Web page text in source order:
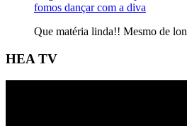
fomos dançar com a diva
Que matéria linda!! Mesmo de
HEA TV